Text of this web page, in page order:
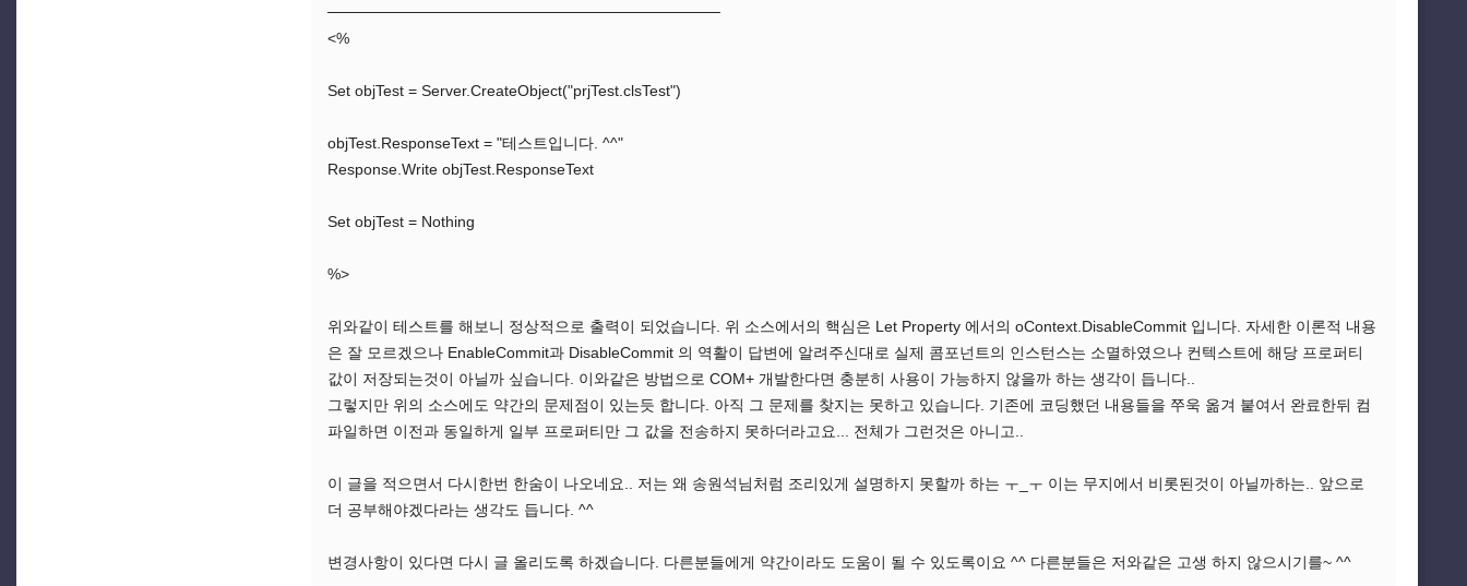
────────────────────────────────────
<%
Set objTest = Server.CreateObject("prjTest.clsTest")
objTest.ResponseText = "테스트입니다. ^^"
Response.Write objTest.ResponseText
Set objTest = Nothing
%>
위와같이 테스트를 해보니 정상적으로 출력이 되었습니다. 위 소스에서의 핵심은 Let Property 에서의 oContext.DisableCommit 입니다. 자세한 이론적 내용
은 잘 모르겠으나 EnableCommit과 DisableCommit 의 역활이 답변에 알려주신대로 실제 콤포넌트의 인스턴스는 소멸하였으나 컨텍스트에 해당 프로퍼티
값이 저장되는것이 아닐까 싶습니다. 이와같은 방법으로 COM+ 개발한다면 충분히 사용이 가능하지 않을까 하는 생각이 듭니다..
그렇지만 위의 소스에도 약간의 문제점이 있는듯 합니다. 아직 그 문제를 찾지는 못하고 있습니다. 기존에 코딩했던 내용들을 쭈욱 옮겨 붙여서 완료한뒤 컴
파일하면 이전과 동일하게 일부 프로퍼티만 그 값을 전송하지 못하더라고요... 전체가 그런것은 아니고..
이 글을 적으면서 다시한번 한숨이 나오네요.. 저는 왜 송원석님처럼 조리있게 설명하지 못할까 하는 ㅜ_ㅜ 이는 무지에서 비롯된것이 아닐까하는.. 앞으로
더 공부해야겠다라는 생각도 듭니다. ^^
변경사항이 있다면 다시 글 올리도록 하겠습니다. 다른분들에게 약간이라도 도움이 될 수 있도록이요 ^^ 다른분들은 저와같은 고생 하지 않으시기를~ ^^